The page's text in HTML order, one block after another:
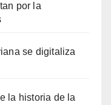
por la
se digitaliza
la historia de la